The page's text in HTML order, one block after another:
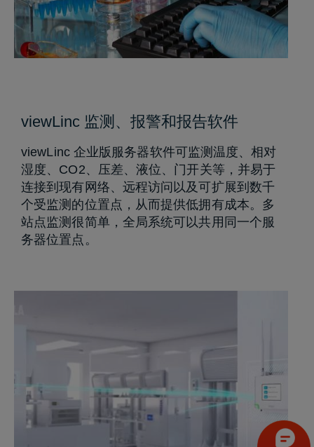
viewLinc 监测、报警和报告软件
viewLinc 企业版服务器软件可监测温度、相对
湿度、CO2、压差、液位、门开关等，并易于
连接到现有网络、远程访问以及可扩展到数千
个受监测的位置点，从而提供低拥有成本。多
站点监测很简单，全局系统可以共用同一个服
务器位置点。